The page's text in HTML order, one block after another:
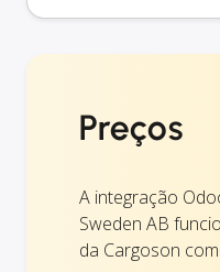
Preços
A integração
Sweden AB
da Cargoson